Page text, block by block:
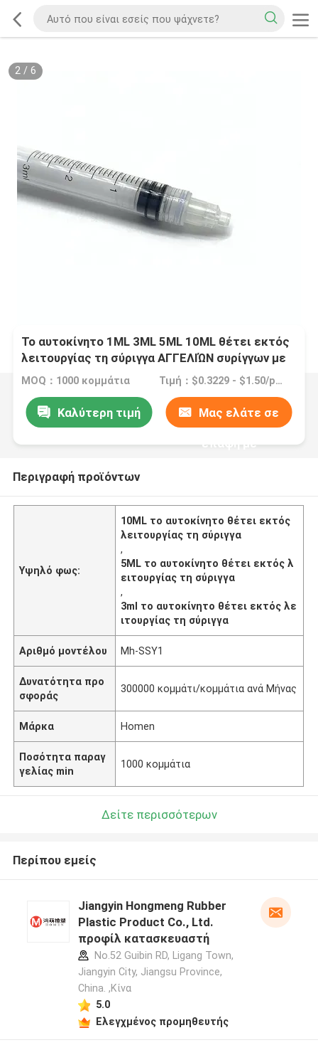
2/ 6
Το αυτοκίνητο 1ML 3ML 5ML 10ML θέτει εκτός
λειτουργίας τη σύριγγα ΑΓΓΕΛΙΏΝ συρίγγων με
τη βελόνα
MOQ：1000 κομμάτια Τιμή：$0.3229 - $1.50/pieces
Καλύτερη τιμή Μας ελάτε σε
επαφή με
Περιγραφή προϊόντων
Υψηλό φως:
10ML το αυτοκίνητο θέτει εκτός
λειτουργίας τη σύριγγα
,
5ML το αυτοκίνητο θέτει εκτός λ
ειτουργίας τη σύριγγα
,
3ml το αυτοκίνητο θέτει εκτός λε
ιτουργίας τη σύριγγα
Αριθμό μοντέλου Mh-SSY1
Δυνατότητα προ
σφοράς
300000 κομμάτι/κομμάτια ανά Μήνας
Μάρκα Homen
Ποσότητα παραγ
γελίας min
1000 κομμάτια
Δείτε περισσότερων
Περίπου εμείς
Jiangyin Hongmeng Rubber
Plastic Product Co., Ltd.
προφίλ κατασκευαστή
No.52 Guibin RD, Ligang Town,
Jiangyin City, Jiangsu Province,
China. ,Κίνα
5.0
Ελεγχμένος προμηθευτής